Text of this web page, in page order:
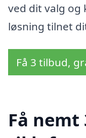
ved dit valg og
løsning tilnet
Få 3 tilbud,
Få